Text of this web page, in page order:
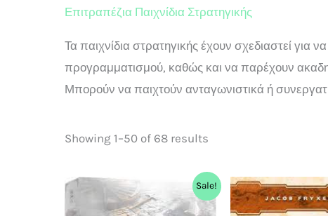
Επιτραπέζια Παιχνίδια Στρατηγικής
Τα παιχνίδια στρατηγικής έχουν σχεδιαστεί για
προγραμματισμού, καθώς και να παρέχουν
Μπορούν να παιχτούν ανταγωνιστικά ή
Showing 1–50 of 68 results
Sale!
price
was:
Current
price
is: